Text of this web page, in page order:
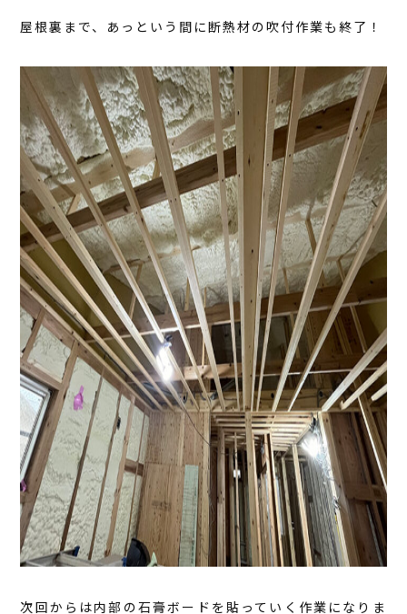
屋根裏まで、あっという間に断熱材の吹付作業も終了！
次回からは内部の石膏ボードを貼っていく作業になりま